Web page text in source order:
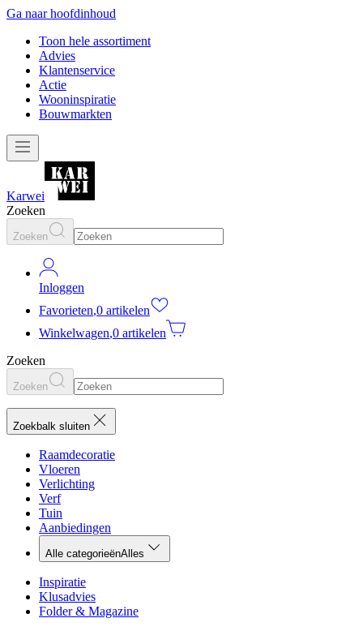
Ga naar hoofdinhoud
Toon hele assortiment
Advies
Klantenservice
Actie
Wooninspiratie
Bouwmarkten
Karwei
Zoeken
Zoeken
Inloggen
Favorieten,0 artikelen
Winkelwagen,0 artikelen
Zoeken
Zoeken
Zoekbalk sluiten
Raamdecoratie
Vloeren
Verlichting
Verf
Tuin
Aanbiedingen
Alle categorieënAlles
Inspiratie
Klusadvies
Folder & Magazine